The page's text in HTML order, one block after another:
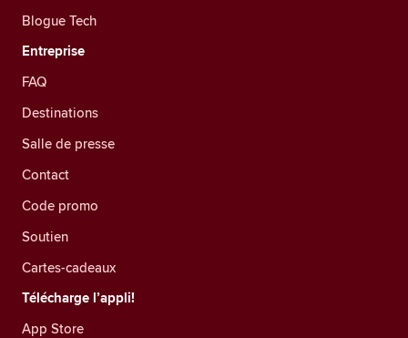
Blogue Tech
Entreprise
FAQ
Destinations
Salle de presse
Contact
Code promo
Soutien
Cartes-cadeaux
Télécharge l’appli!
App Store